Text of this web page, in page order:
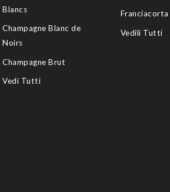
Blancs
Champagne Blanc de
Noirs
Champagne Brut
Vedi Tutti
Franciacorta
Vedili Tutti